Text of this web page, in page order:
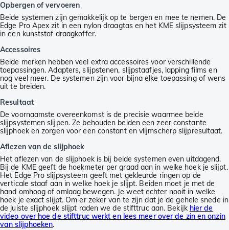
Opbergen of vervoeren
Beide systemen zijn gemakkelijk op te bergen en mee te nemen. De
Edge Pro Apex zit in een nylon draagtas en het KME slijpsysteem zit
in een kunststof draagkoffer.
Accessoires
Beide merken hebben veel extra accessoires voor verschillende
toepassingen. Adapters, slijpstenen, slijpstaafjes, lapping films en
nog veel meer. De systemen zijn voor bijna elke toepassing of wens
uit te breiden.
Resultaat
De voornaamste overeenkomst is de precisie waarmee beide
slijpsystemen slijpen. Ze behouden beiden een zeer constante
slijphoek en zorgen voor een constant en vlijmscherp slijpresultaat.
Aflezen van de slijphoek
Het aflezen van de slijphoek is bij beide systemen even uitdagend.
Bij de KME geeft de hoekmeter per graad aan in welke hoek je slijpt.
Het Edge Pro slijpsysteem geeft met gekleurde ringen op de
verticale staaf aan in welke hoek je slijpt. Beiden moet je met de
hand omhoog of omlaag bewegen. Je weet echter nooit in welke
hoek je exact slijpt. Om er zeker van te zijn dat je de gehele snede in
de juiste slijphoek slijpt raden we de stifttruc aan. Bekijk hier de
video over hoe de stifttruc werkt en lees meer over de zin en onzin
van slijphoeken.